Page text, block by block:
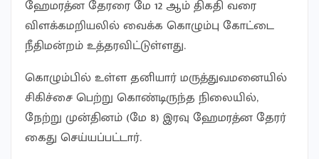
ஹேமரத்ன தேரரை மே 12 ஆம் திகதி வரை
விளக்கமறியலில் வைக்க கொழும்பு கோட்டை
நீதிமன்றம் உத்தரவிட்டுள்ளது.
கொழும்பில் உள்ள தனியார் மருத்துவமனையில்
சிகிச்சை பெற்று கொண்டிருந்த நிலையில்,
நேற்று முன்தினம் (மே 8) இரவு ஹேமரத்ன தேரர்
கைது செய்யப்பட்டார்.